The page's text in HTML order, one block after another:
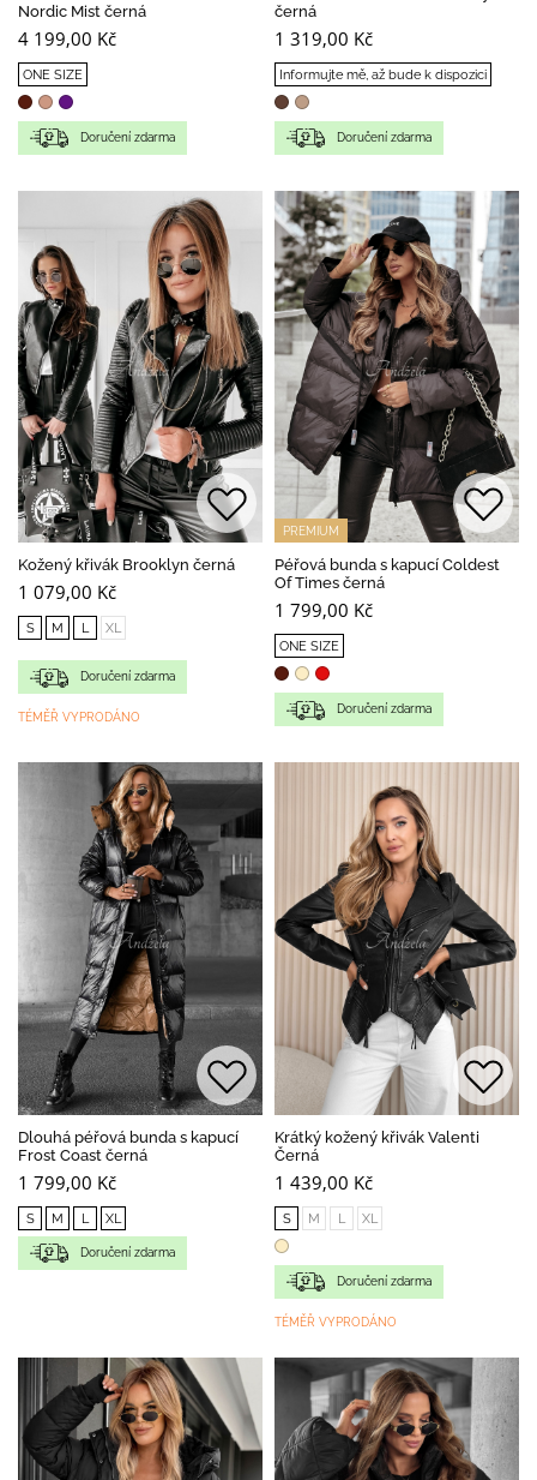
Nordic Mist černá
4 199,00 Kč
ONE SIZE
Doručení zdarma
černá
1 319,00 Kč
Informujte mě, až bude k dispozici
Doručení zdarma
Kožený křivák Brooklyn černá
1 079,00 Kč
S M L XL
Doručení zdarma
TÉMĚŘ VYPRODÁNO
PREMIUM
Péřová bunda s kapucí Coldest
Of Times černá
1 799,00 Kč
ONE SIZE
Doručení zdarma
Dlouhá péřová bunda s kapucí
Frost Coast černá
1 799,00 Kč
S M L XL
Doručení zdarma
Krátký kožený křivák Valenti
Černá
1 439,00 Kč
S M L XL
Doručení zdarma
TÉMĚŘ VYPRODÁNO